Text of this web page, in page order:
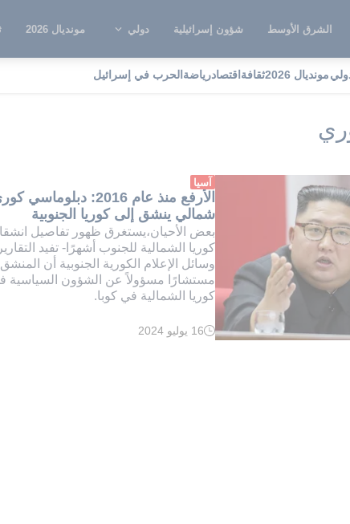
الشرق الأوسط شؤون إسرائيلية دولي مونديال 2026
مونديال 2026 ثقافة اقتصادرياضة الحرب في إسرائيل ديبلوماسي كوري
آسيا
الأرفع منذ عام 2016: دبلوماسي
شمالي ينشق إلى كوريا الجنوبية
بعض الأحيان،يستغرق ظهور تفاصيل
كوريا الشمالية للجنوب أشهرًا- تفيد
وسائل الإعلام الكورية الجنوبية أن
مستشارًا مسؤولاً عن الشؤون السياسية
كوريا الشمالية في كوبا.
وقت
16 يوليو 2024